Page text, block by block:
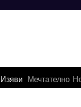
Изяви Мечтателно